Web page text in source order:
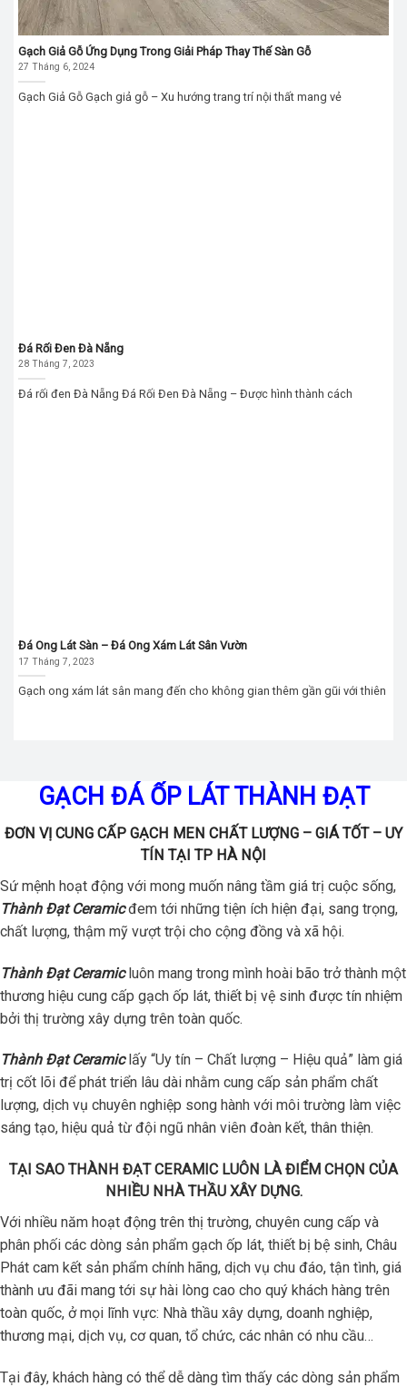
Gạch Giả Gỗ Ứng Dụng Trong Giải Pháp Thay Thế Sàn Gỗ
27 Tháng 6, 2024
Gạch Giả Gỗ Gạch giả gỗ – Xu hướng trang trí nội thất mang vẻ
Đá Rối Đen Đà Nẵng
28 Tháng 7, 2023
Đá rối đen Đà Nẵng Đá Rối Đen Đà Nẵng – Được hình thành cách
Đá Ong Lát Sàn – Đá Ong Xám Lát Sân Vườn
17 Tháng 7, 2023
Gạch ong xám lát sân mang đến cho không gian thêm gần gũi với thiên
GẠCH ĐÁ ỐP LÁT THÀNH ĐẠT
ĐƠN VỊ CUNG CẤP GẠCH MEN CHẤT LƯỢNG – GIÁ TỐT – UY
TÍN TẠI TP HÀ NỘI
Sứ mệnh hoạt động với mong muốn nâng tầm giá trị cuộc sống,
Thành Đạt Ceramicđem tới những tiện ích hiện đại, sang trọng,
chất lượng, thậm mỹ vượt trội cho cộng đồng và xã hội.
Thành Đạt Ceramicluôn mang trong mình hoài bão trở thành một
thương hiệu cung cấp gạch ốp lát, thiết bị vệ sinh được tín nhiệm
bởi thị trường xây dựng trên toàn quốc.
Thành Đạt Ceramiclấy “Uy tín – Chất lượng – Hiệu quả” làm giá
trị cốt lõi để phát triển lâu dài nhằm cung cấp sản phẩm chất
lượng, dịch vụ chuyên nghiệp song hành với môi trường làm việc
sáng tạo, hiệu quả từ đội ngũ nhân viên đoàn kết, thân thiện.
TẠI SAO THÀNH ĐẠT CERAMIC LUÔN LÀ ĐIỂM CHỌN CỦA
NHIỀU NHÀ THẦU XÂY DỰNG.
Với nhiều năm hoạt động trên thị trường, chuyên cung cấp và
phân phối các dòng sản phẩm gạch ốp lát, thiết bị bệ sinh, Châu
Phát cam kết sản phẩm chính hãng, dịch vụ chu đáo, tận tình, giá
thành ưu đãi mang tới sự hài lòng cao cho quý khách hàng trên
toàn quốc, ở mọi lĩnh vực: Nhà thầu xây dựng, doanh nghiệp,
thương mại, dịch vụ, cơ quan, tổ chức, các nhân có nhu cầu…
Tại đây, khách hàng có thể dễ dàng tìm thấy các dòng sản phẩm